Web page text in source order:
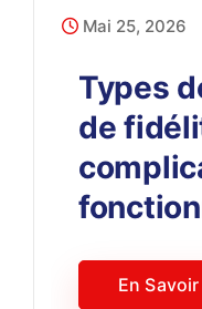
Mai 25, 2026
Types
de
En